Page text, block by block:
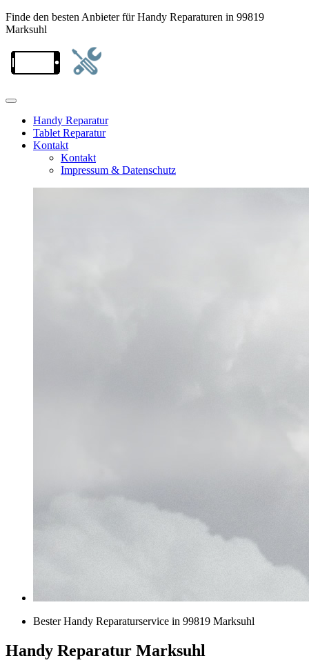
Finde den besten Anbieter für Handy Reparaturen in 99819
Marksuhl
Handy Reparatur
Tablet Reparatur
Kontakt
Kontakt
Impressum & Datenschutz
Bester Handy Reparaturservice in 99819 Marksuhl
Handy Reparatur Marksuhl